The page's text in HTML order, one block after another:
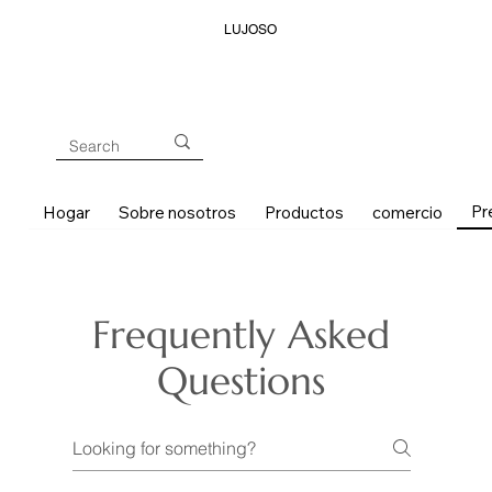
LUJOSO
Hogar Sobre nosotros Productos comercio
Frequently Asked
Questions